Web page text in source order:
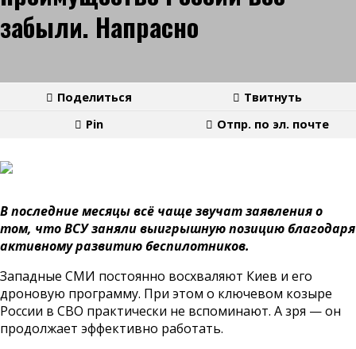
забыли. Напрасно
Поделиться
Твитнуть
Pin
Отпр. по эл. почте
В последние месяцы всё чаще звучат заявления о
том, что ВСУ заняли выигрышную позицию благодаря
активному развитию беспилотников.
Западные СМИ постоянно восхваляют Киев и его
дроновую программу. При этом о ключевом козыре
России в СВО практически не вспоминают. А зря — он
продолжает эффективно работать.